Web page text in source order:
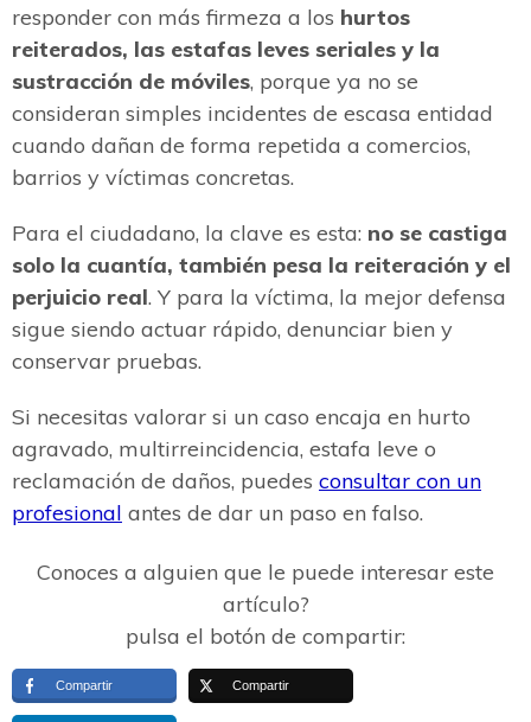
responder con más firmeza a los hurtos
reiterados, las estafas leves seriales y la
sustracción de móviles, porque ya no se
consideran simples incidentes de escasa entidad
cuando dañan de forma repetida a comercios,
barrios y víctimas concretas.
Para el ciudadano, la clave es esta: no se castiga
solo la cuantía, también pesa la reiteración y el
perjuicio real. Y para la víctima, la mejor defensa
sigue siendo actuar rápido, denunciar bien y
conservar pruebas.
Si necesitas valorar si un caso encaja en hurto
agravado, multirreincidencia, estafa leve o
reclamación de daños, puedes consultar con un
profesional antes de dar un paso en falso.
Conoces a alguien que le puede interesar este
artículo?
pulsa el botón de compartir:
Compartir Compartir